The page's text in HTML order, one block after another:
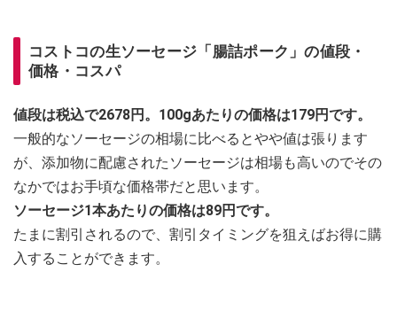
コストコの生ソーセージ「腸詰ポーク」の値段・
価格・コスパ
値段は税込で2678円。100gあたりの価格は179円です。
一般的なソーセージの相場に比べるとやや値は張ります
が、添加物に配慮されたソーセージは相場も高いのでその
なかではお手頃な価格帯だと思います。
ソーセージ1本あたりの価格は89円です。
たまに割引されるので、割引タイミングを狙えばお得に購
入することができます。